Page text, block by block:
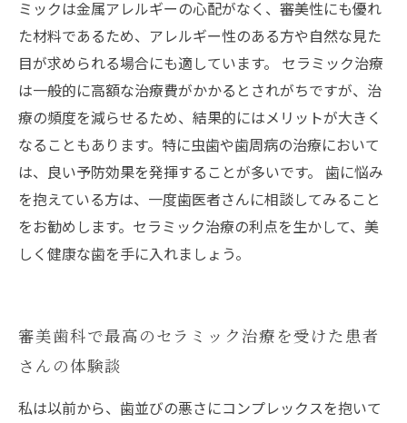
ミックは金属アレルギーの心配がなく、審美性にも優れ
た材料であるため、アレルギー性のある方や自然な見た
目が求められる場合にも適しています。 セラミック治療
は一般的に高額な治療費がかかるとされがちですが、治
療の頻度を減らせるため、結果的にはメリットが大きく
なることもあります。特に虫歯や歯周病の治療において
は、良い予防効果を発揮することが多いです。 歯に悩み
を抱えている方は、一度歯医者さんに相談してみること
をお勧めします。セラミック治療の利点を生かして、美
しく健康な歯を手に入れましょう。
審美歯科で最高のセラミック治療を受けた患者
さんの体験談
私は以前から、歯並びの悪さにコンプレックスを抱いて